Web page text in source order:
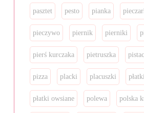
pasztet pesto pianka
pieczywo piernik pierniki
pierś kurczaka pietruszka
pizza placki placuszki
płatki owsiane polewa polska